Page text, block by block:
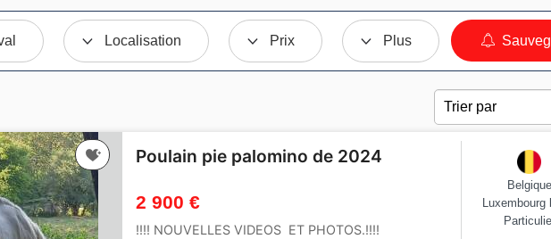
Localisation Prix Plus
Poulain pie palomino de 2024
2 900 €
!!!! NOUVELLES VIDEOS ET PHOTOS.!!!!
Belgique
Luxembourg